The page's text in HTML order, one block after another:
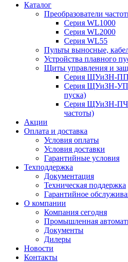
Каталог
Преобразователи
Серия WL1000
Серия WL2000
Серия WL55
Пульты выносные,
Устройства плавного
Щиты управления и
Серия ЩУиЗН-ПП
Серия ЩУиЗН-
пуска)
Серия ЩУиЗН-ПЧ
частоты)
Акции
Оплата и доставка
Условия оплаты
Условия доставки
Гарантийные условия
Техподдержка
Документация
Техническая поддержка
Гарантийное
О компании
Компания сегодня
Промышленная
Документы
Дилеры
Новости
Контакты